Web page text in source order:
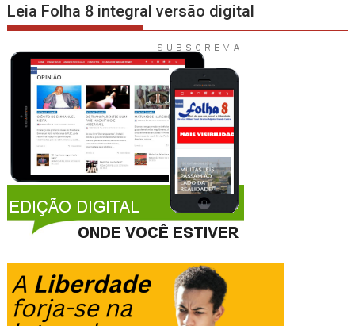
Leia Folha 8 integral versão digital